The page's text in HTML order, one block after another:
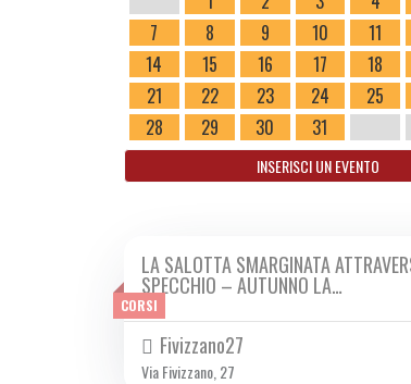
7
8 9 10 11
14
15 16 17 18
21
22 23 24 25
28
29 30 31
INSERISCI UN EVENTO
CORSI
DA SAB 19/10 A DOM 20/10 2024
LA SALOTTA SMARGINATA
SPECCHIO – AUTUNNO LA…
Fivizzano27
Via Fivizzano, 27